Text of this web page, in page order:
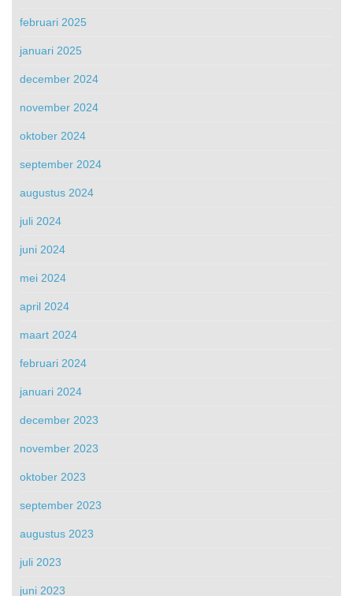
februari 2025
januari 2025
december 2024
november 2024
oktober 2024
september 2024
augustus 2024
juli 2024
juni 2024
mei 2024
april 2024
maart 2024
februari 2024
januari 2024
december 2023
november 2023
oktober 2023
september 2023
augustus 2023
juli 2023
juni 2023